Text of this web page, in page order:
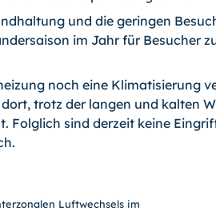
und die geringen
im Jahr für Besucher
noch eine Klimatisierung
trotz der langen und kalten
Folglich sind derzeit keine
Luftwechsels im